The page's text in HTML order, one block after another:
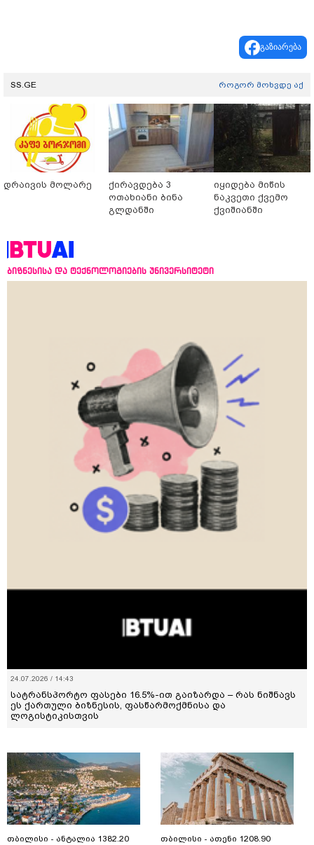
გაზიარება
SS.GE როგორ მოხვდე აქ
დრაივის მოლარე
ქირავდება 3
ოთახიანი ბინა
გლდანში
იყიდება მიწის
ნაკვეთი ქვემო
ქვიშიანში
ბიზნესისა და ტექნოლოგიების უნივერსიტეტი
24.07.2026 / 14:43
სატრანსპორტო ფასები 16.5%-ით გაიზარდა – რას ნიშნავს
ეს ქართული ბიზნესის, ფასწარმოქმნისა და
ლოგისტიკისთვის
თბილისი - ანტალია 1382.20
თბილისი - ათენი 1208.90